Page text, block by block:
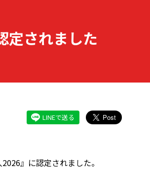
定されました
LINEで送る
』に認定されました。